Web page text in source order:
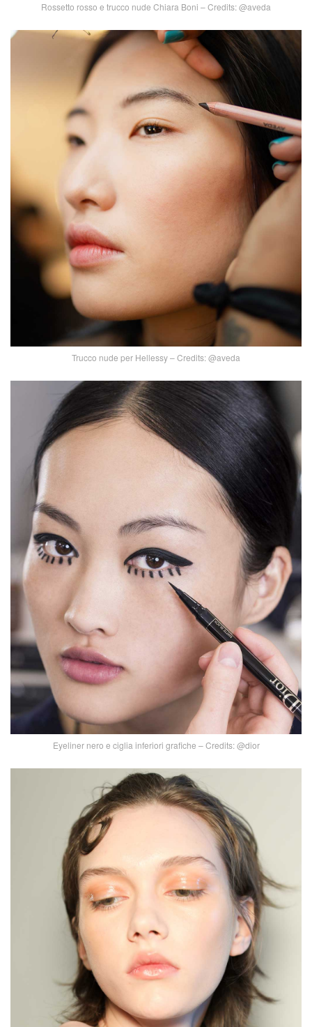
Rossetto rosso e trucco nude Chiara Boni – Credits: @aveda
Trucco nude per Hellessy – Credits: @aveda
Eyeliner nero e ciglia inferiori grafiche – Credits: @dior